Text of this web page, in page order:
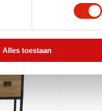
Alles toestaan